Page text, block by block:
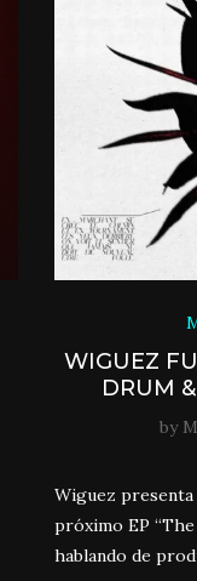
WIGUEZ
DRUM
by
Wiguez
próximo EP
hablando de